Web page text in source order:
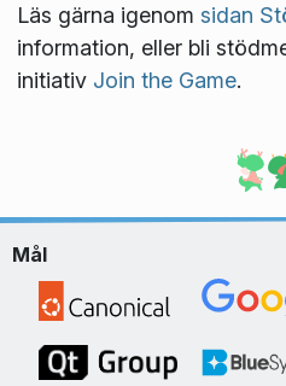
Läs gärna igenom sidan
information, eller bli
initiativ Join the Game.
Mål